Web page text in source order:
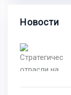
Новости